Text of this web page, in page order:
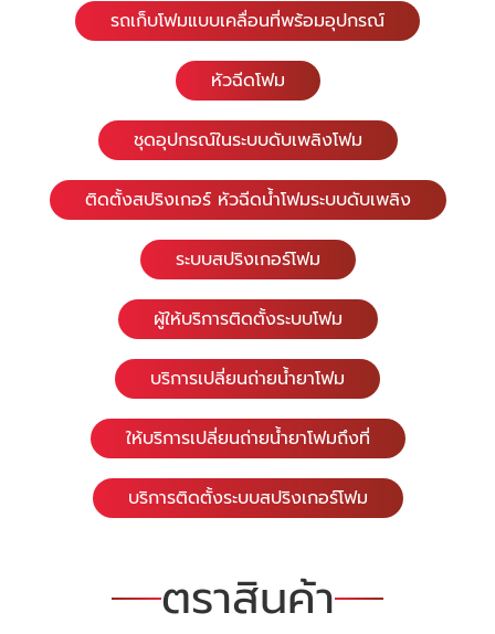
รถเก็บโฟมแบบเคลื่อนที่พร้อมอุปกรณ์
หัวฉีดโฟม
ชุดอุปกรณ์ในระบบดับเพลิงโฟม
ติดตั้งสปริงเกอร์ หัวฉีดน้ำโฟมระบบดับเพลิง
ระบบสปริงเกอร์โฟม
ผู้ให้บริการติดตั้งระบบโฟม
บริการเปลี่ยนถ่ายน้ำยาโฟม
ให้บริการเปลี่ยนถ่ายน้ำยาโฟมถึงที่
บริการติดตั้งระบบสปริงเกอร์โฟม
ตราสินค้า